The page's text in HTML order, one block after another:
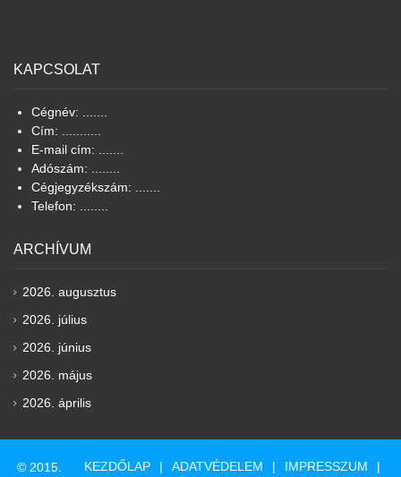
KAPCSOLAT
Cégnév: .......
Cím: ...........
E-mail cím: .......
Adószám: ........
Cégjegyzékszám: .......
Telefon: ........
ARCHÍVUM
2026. augusztus
2026. július
2026. június
2026. május
2026. április
© 2015. KEZDŐLAP ADATVÉDELEM IMPRESSZUM